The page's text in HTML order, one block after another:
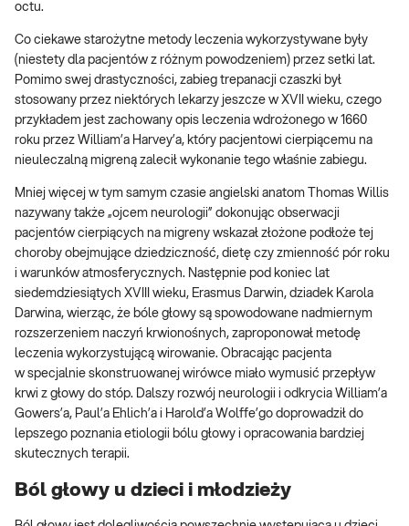
octu.
Co ciekawe starożytne metody leczenia wykorzystywane były
(niestety dla pacjentów z różnym powodzeniem) przez setki lat.
Pomimo swej drastyczności, zabieg trepanacji czaszki był
stosowany przez niektórych lekarzy jeszcze w XVII wieku, czego
przykładem jest zachowany opis leczenia wdrożonego w 1660
roku przez William’a Harvey’a, który pacjentowi cierpiącemu na
nieuleczalną migreną zalecił wykonanie tego właśnie zabiegu.
Mniej więcej w tym samym czasie angielski anatom Thomas Willis
nazywany także „ojcem neurologii” dokonując obserwacji
pacjentów cierpiących na migreny wskazał złożone podłoże tej
choroby obejmujące dziedziczność, dietę czy zmienność pór roku
i warunków atmosferycznych. Następnie pod koniec lat
siedemdziesiątych XVIII wieku, Erasmus Darwin, dziadek Karola
Darwina, wierząc, że bóle głowy są spowodowane nadmiernym
rozszerzeniem naczyń krwionośnych, zaproponował metodę
leczenia wykorzystującą wirowanie. Obracając pacjenta
w specjalnie skonstruowanej wirówce miało wymusić przepływ
krwi z głowy do stóp. Dalszy rozwój neurologii i odkrycia William’a
Gowers’a, Paul’a Ehlich’a i Harold’a Wolffe’go doprowadził do
lepszego poznania etiologii bólu głowy i opracowania bardziej
skutecznych terapii.
Ból głowy u dzieci i młodzieży